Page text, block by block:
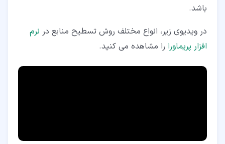
باشد.
در ویدیوی زیر، انواع مختلف روش تسطیح منابع در نرم
افزار پریماورا را مشاهده می کنید.